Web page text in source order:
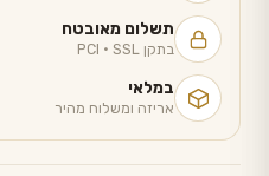
תשלום מאובטח
בתקן PCI · SSL
במלאי
אריזה ומשלוח מהיר